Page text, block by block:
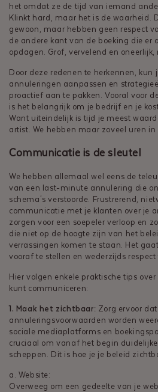
het omdat ze de tijd van iemand
Klinkt hard, maar het is de waarheid.
gewoon, maar hebben geen respect
de andere kant van de boeking die er
opdagen. Grof, vervelend en oneerlijk,
Door deze redenen te herkennen, kun
annuleringen aanpassen en
proactief aan te pakken. Vooral voor
is het belangrijk om je bedrijf en je
Want uiteindelijk is tijd je meest
artist. We hebben maar zoveel uren in
Communicatie is de sleutel
We hebben allemaal wel eens de
van een last-minute annulering die
schema's verstoorde. Frustrerend,
communicatie met je klanten over je
zorgen voor een soepeler verloop en
die niet op de hoogte zijn van het
verrassingen komen te staan. Het
vooraf te stellen en wederzijds respect
Hier volgen enkele praktische tips
kunt communiceren:
1. Maak het zichtbaar: Zorg ervoor
annuleringsvoorwaarden worden
sociale mediaplatforms en
cruciaal om vanaf het begin
scheppen. Dit is hoe je je beleid
a. Website:
Overweeg om een gedeelte van je